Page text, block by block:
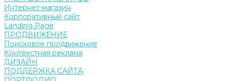
Интернет-магазин
Корпоративный сайт
Landing Page
ПРОДВИЖЕНИЕ
Поисковое продвижение
Контекстная реклама
ДИЗАЙН
ПОДДЕРЖКА САЙТА